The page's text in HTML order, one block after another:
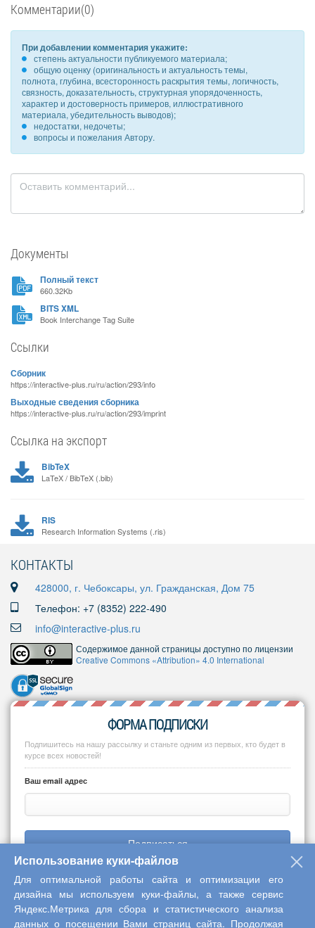
Комментарии(0)
При добавлении комментария укажите:
степень актуальности публикуемого материала;
общую оценку (оригинальность и актуальность темы,
полнота, глубина, всесторонность раскрытия темы, логичность,
связность, доказательность, структурная упорядоченность,
характер и достоверность примеров, иллюстративного
материала, убедительность выводов);
недостатки, недочеты;
вопросы и пожелания Автору.
Документы
Полный текст
660.32Kb
BITS XML
Book Interchange Tag Suite
Ссылки
Сборник
https://interactive-plus.ru/ru/action/293/info
Выходные сведения сборника
https://interactive-plus.ru/ru/action/293/imprint
Ссылка на экспорт
BibTeX
LaTeX / BibTeX (.bib)
RIS
Research Information Systems (.ris)
КОНТАКТЫ
428000, г. Чебоксары, ул. Гражданская, Дом 75
Телефон: +7 (8352) 222-490
info@interactive-plus.ru
Содержимое данной страницы доступно по лицензии
Creative Commons «Attribution» 4.0 International
ФОРМА ПОДПИСКИ
Подпишитесь на нашу рассылку и станьте одним из первых, кто будет в
курсе всех новостей!
Ваш email адрес
Подписаться
Copyright © 2013-2026 Центр научного сотрудничества «Интерактив
Использование куки-файлов
Для оптимальной работы сайта и оптимизации его
дизайна мы используем куки-файлы, а также сервис
Яндекс.Метрика для сбора и статистического анализа
данных о посещении Вами страниц сайта. Продолжая